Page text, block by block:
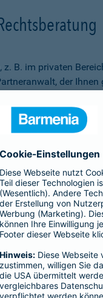
B. im privaten
der
Rechtsfragen.
Sprache
zu verstehen. Der
Informationen in
finden Sie hier.